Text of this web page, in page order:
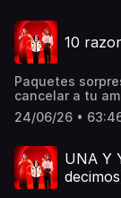
10
Paquetes
cancelar a tu amiga... SPOILER: Janet
Hosted on
information.
24/06/26 •
UNA Y